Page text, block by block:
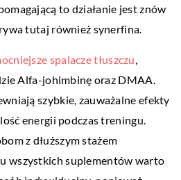
to działanie jest znów
tutaj również synerfina.
spalacze tłuszczu,
Alfa-johimbinę oraz DMAA.
szybkie, zauważalne efekty
energii podczas treningu.
z dłuższym stażem
wszystkich suplementów warto